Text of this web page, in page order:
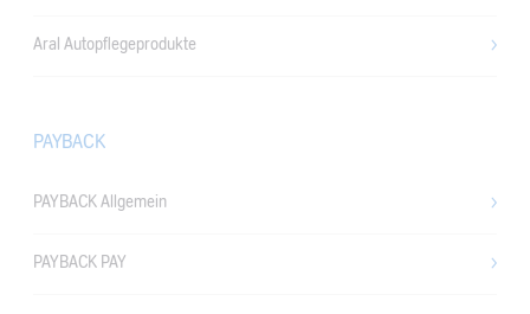
Aral Autopflegeprodukte
PAYBACK
PAYBACK Allgemein
PAYBACK PAY